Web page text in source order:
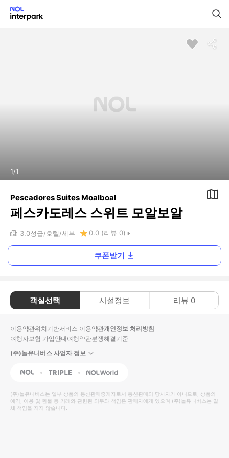
1/1
Pescadores Suites Moalboal
페스카도레스 스위트 모알보알
3.0성급 호텔 세부 0.0 (리뷰 0)
쿠폰받기
객실선택 시설정보 리뷰 0
이용약관위치기반서비스 이용약관개인정보 처리방침
여행자보험 가입안내여행약관분쟁해결기준
(주)놀유니버스 사업자 정보
NOL Triple Interpark Global
(주)놀유니버스는 일부 상품의 통신판매중개자로서 통신판매의 당사자가 아니므로, 상품의
예약, 이용 및 환불 등 거래와 관련된 의무와 책임은 판매자에게 있으며 (주)놀유니버스는 일
체 책임을 지지 않습니다.